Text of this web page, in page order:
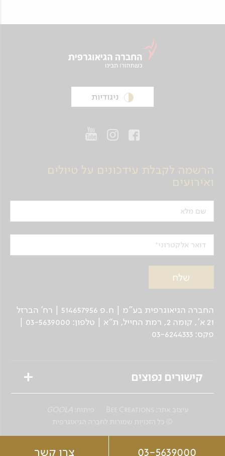
ניגודיות
הרשמה לקבלת עידכונים על טיולים
ואירועים
שם מלא
דואר אלקטרוני
החברה הגיאוגרפית בע"מ | ח.פ 514657956 | רח’ הברזל
פקס: 03-6244333
קישורים נפוצים
שייט גיאוגרפי
03-5639000 צרו קשר